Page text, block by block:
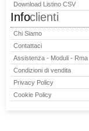
Download Listino CSV
Infoclienti
Chi Siamo
Contattaci
Assistenza - Moduli - Rma
Condizioni di vendita
Privacy Policy
Cookie Policy